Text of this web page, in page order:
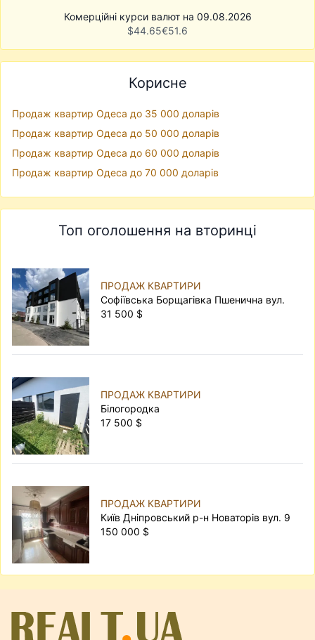
Комерційні курси валют на 09.08.2026
$44.65€51.6
Корисне
Продаж квартир Одеса до 35 000 доларів
Продаж квартир Одеса до 50 000 доларів
Продаж квартир Одеса до 60 000 доларів
Продаж квартир Одеса до 70 000 доларів
Топ оголошення на вторинці
ПРОДАЖ КВАРТИРИ
Софіївська Борщагівка Пшенична вул.
31 500 $
ПРОДАЖ КВАРТИРИ
Білогородка
17 500 $
ПРОДАЖ КВАРТИРИ
Київ Дніпровський р-н Новаторів вул. 9
150 000 $